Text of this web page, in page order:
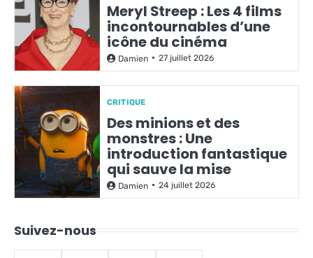
Meryl Streep : Les 4 films
incontournables d’une
icône du cinéma
Damien 27 juillet 2026
CRITIQUE
Des minions et des
monstres : Une
introduction fantastique
qui sauve la mise
Damien 24 juillet 2026
Suivez-nous